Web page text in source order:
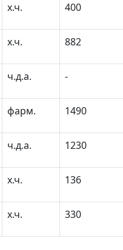
х.ч. 400
х.ч. 882
ч.д.а. -
фарм. 1490
ч.д.а. 1230
х.ч. 136
х.ч. 330